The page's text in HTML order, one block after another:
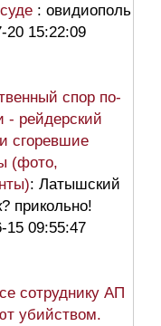
: овидиополь
20 15:22:09
спор по-
- рейдерский
сгоревшие
(фото,
: Латышский
прикольно!
15 09:55:47
сотруднику АП
убийством.